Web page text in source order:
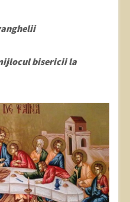
bisericii la